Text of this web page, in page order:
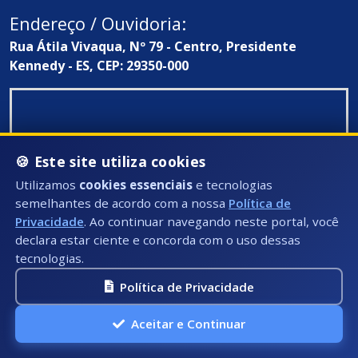
Endereço / Ouvidoria:
Rua Átila Vivaqua, Nº 79 - Centro, Presidente
Kennedy - ES, CEP: 29350-000
🍪 Este site utiliza cookies
Utilizamos cookies essenciais e tecnologias
semelhantes de acordo com a nossa Política de
Privacidade. Ao continuar navegando neste portal, você
declara estar ciente e concorda com o uso dessas
tecnologias.
Política de Privacidade
Aceitar e Continuar